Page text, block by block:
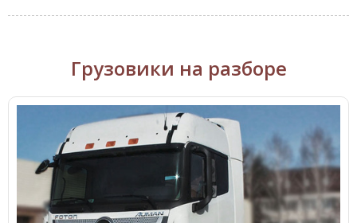
Грузовики на разборе